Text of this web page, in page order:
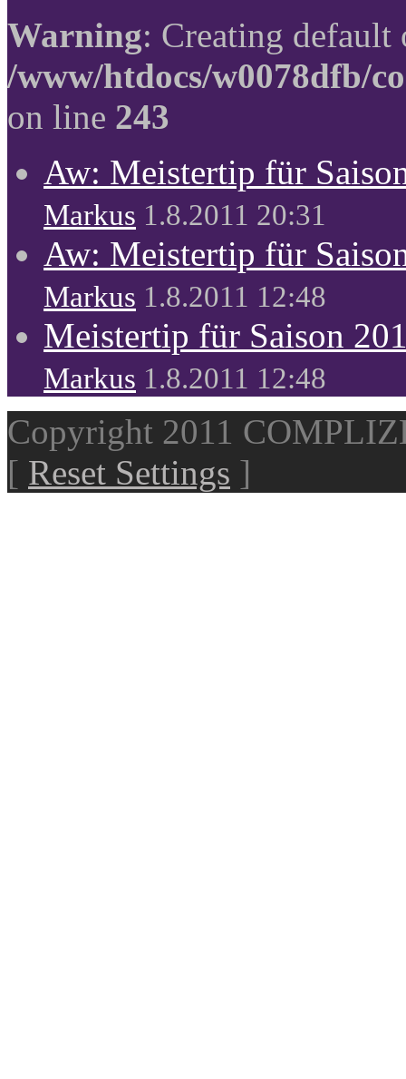
Warning: Creating
/www/htdocs/w0078dfb/
on line 243
Aw: Meistertip für
Markus 1.8.2011 20:31
Aw: Meistertip für
Markus 1.8.2011 12:48
Meistertip für Saison
Markus 1.8.2011 12:48
Copyright 2011
[ Reset Settings ]